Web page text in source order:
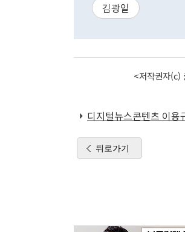
김광일
<저작권자(c)
디지털뉴스콘텐츠 이용
뒤로가기